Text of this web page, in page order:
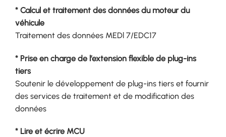
* Calcul et traitement des données du moteur du
véhicule
Traitement des données MEDl 7/EDC17
* Prise en charge de l’extension flexible de plug-ins
tiers
Soutenir le développement de plug-ins tiers et fournir
des services de traitement et de modification des
données
* Lire et écrire MCU